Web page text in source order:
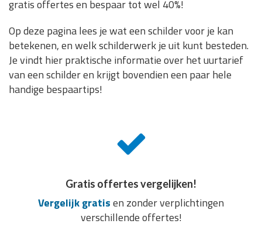
gratis offertes en bespaar tot wel 40%!
Op deze pagina lees je wat een schilder voor je kan
betekenen, en welk schilderwerk je uit kunt besteden.
Je vindt hier praktische informatie over het uurtarief
van een schilder en krijgt bovendien een paar hele
handige bespaartips!
Gratis offertes vergelijken!
Vergelijk gratisen zonder verplichtingen
verschillende offertes!